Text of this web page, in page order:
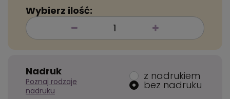
Wybierz ilość:
Nadruk
Poznaj rodzaje
nadruku
z nadrukiem
bez nadruku